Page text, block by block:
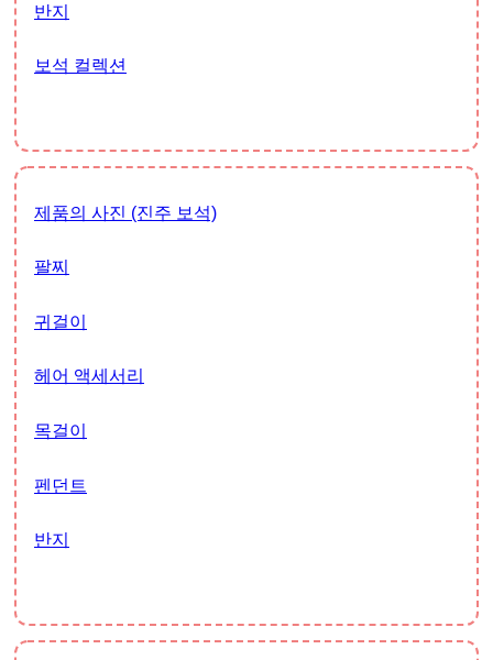
반지
보석 컬렉션
제품의 사진 (진주 보석)
팔찌
귀걸이
헤어 액세서리
목걸이
펜던트
반지